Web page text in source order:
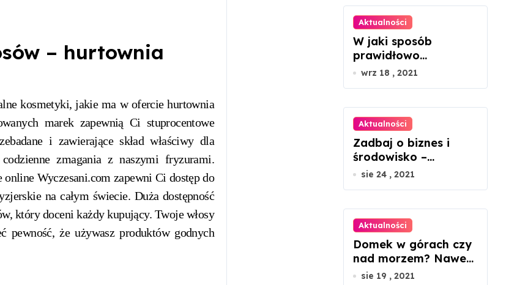
– hurtownia
kosmetyki, jakie ma w ofercie hurtownia
marek zapewnią Ci stuprocentowe
i zawierające skład właściwy dla
zmagania z naszymi fryzurami.
Wyczesani.com zapewni Ci dostęp do
na całym świecie. Duża dostępność
który doceni każdy kupujący. Twoje włosy
pewność, że używasz produktów godnych
Aktualności
W jaki sposób
prawidłowo
montować panele
wrz 18 , 2021
Aktualności
Zadbaj o biznes i
środowisko –
ekologiczne porady
w
sie 24 , 2021
Aktualności
Domek w górach czy
nad morzem? Nawet
45 proc. wzrosty cen
sie 19 , 2021